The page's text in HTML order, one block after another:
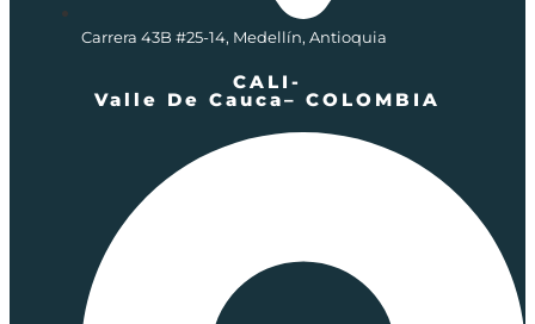
Carrera 43B #25-14, Medellín, Antioquia
CALI-
Valle De Cauca– COLOMBIA